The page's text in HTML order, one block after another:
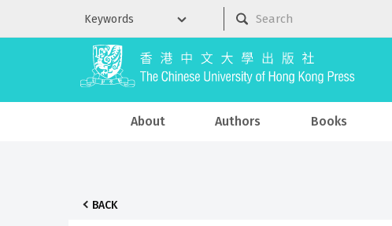
About Authors Books
BACK